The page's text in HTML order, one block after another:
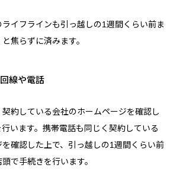
イフラインも引っ越しの1週間くらい前ま
焦らずに済みます。
線や電話
約している会社のホームページを確認し
います。携帯電話も同じく契約している
確認した上で、引っ越しの1週間くらい前
で手続きを行います。